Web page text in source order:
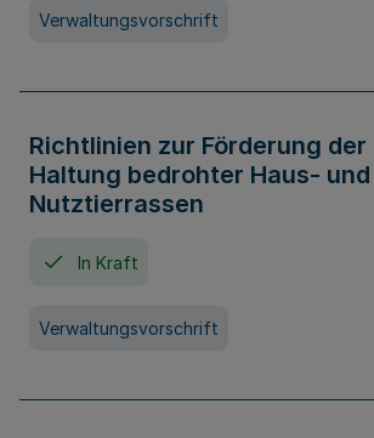
Verwaltungsvorschrift
Richtlinien zur Förderung
Haltung bedrohter Haus- und
Nutztierrassen
In Kraft
Verwaltungsvorschrift